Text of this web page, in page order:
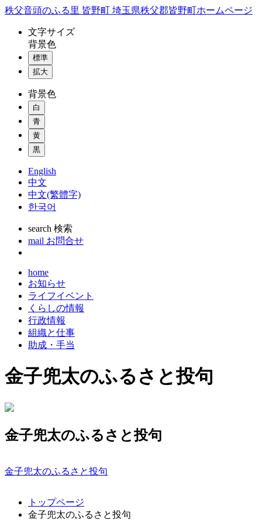
コ
秩父音頭のふる里 皆野町 埼玉県秩父郡皆野町ホームページ
文字サイズ
背景色
標準
拡大
背景色
白
青
黄
黒
English
中文
中文(繁體字)
한국어
search 検索
mail お問合せ
home
お知らせ
ライフイベント
くらしの情報
行政情報
組織と仕事
助成・手当
金子兜太のふるさと投句
金子兜太のふるさと投句
金子兜太のふるさと投句
トップページ
金子兜太のふるさと投句